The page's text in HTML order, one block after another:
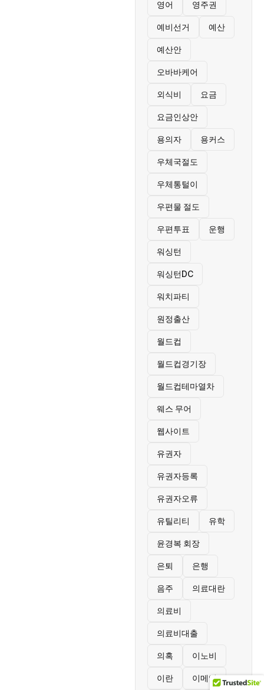
영어 영주권
예비선거 예산
예산안
오바바케어
외식비 요금
요금인상안
용의자 용커스
우체국절도
우체통털이
우편물 절도
우편투표 운행
워싱턴
워싱턴DC
워치파티
원정출산
월드컵
월드컵경기장
월드컵테마열차
웨스 무어
웹사이트
유권자
유권자등록
유권자오류
유틸리티 유학
윤경복 회장
은퇴 은행
음주 의료대란
의료비
의료비대출
의혹 이노비
이란 이메일